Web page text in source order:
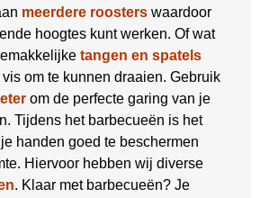
meerdere roosters waardoor
hoogtes kunt werken. Of wat
tangen en spatels
om te kunnen draaien. Gebruik
om de perfecte garing van je
Tijdens het barbecueën is het
handen goed te beschermen
Hiervoor hebben wij diverse
. Klaar met barbecueën? Je